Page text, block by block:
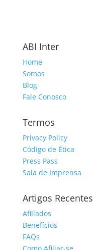
ABI Inter
Home
Somos
Blog
Fale Conosco
Termos
Privacy Policy
Código de Ética
Press Pass
Sala de Imprensa
Artigos Recentes
Afiliados
Benefícios
FAQs